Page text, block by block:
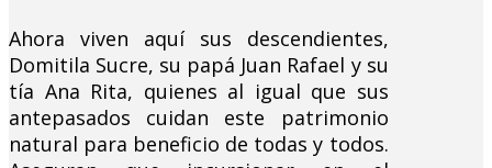
Ahora viven aquí sus descendientes,
Domitila Sucre, su papá Juan Rafael y su
tía Ana Rita, quienes al igual que sus
antepasados cuidan este patrimonio
natural para beneficio de todas y todos.